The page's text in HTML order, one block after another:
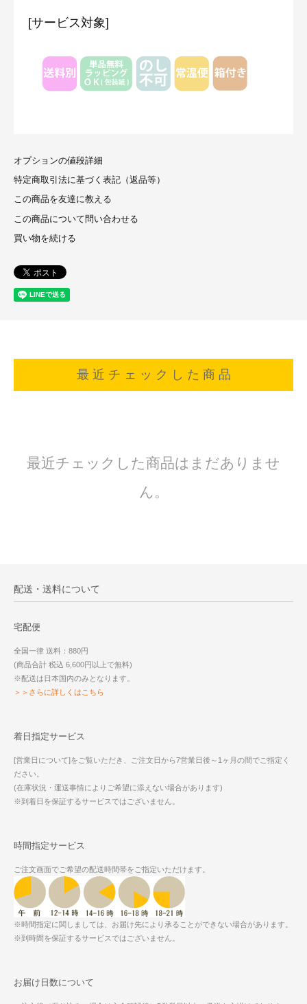
[サービス対象]
オプションの値段詳細
特定商取引法に基づく表記（返品等）
この商品を友達に教える
この商品について問い合わせる
買い物を続ける
最 近 チ ェ ッ ク し た 商 品
最近チェックした商品はまだありませ
ん。
配送・送料について
宅配便
全国一律 送料：880円
(商品合計 税込 6,600円以上で無料)
※配送は日本国内のみとなります。
＞＞さらに詳しくはこちら
着日指定サービス
[営業日について]をご覧いただき、ご注文日から7営業日後～1ヶ月の間でご指定く
ださい。
(在庫状況・運送事情によりご希望に添えない場合があります)
※到着日を保証するサービスではございません。
時間指定サービス
ご注文画面でご希望の配送時間帯をご指定いただけます。
※時間指定に関しましては、お届け先により承ることができない場合があります。
※到時間を保証するサービスではございません。
お届け日数について